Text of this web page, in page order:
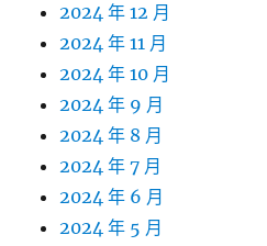
2024 年 12 月
2024 年 11 月
2024 年 10 月
2024 年 9 月
2024 年 8 月
2024 年 7 月
2024 年 6 月
2024 年 5 月